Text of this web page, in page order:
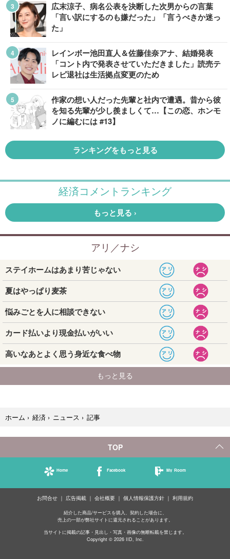
広末涼子、病名公表を決断した次男からの言葉
「言い訳にするのも嫌だった」「言うべきか迷っ
た」
レインボー池田直人＆佐藤佳奈アナ、結婚発表
「コント内で発表させていただきました」読売テ
レビ退社は生活拠点変更のため
作家の想い人だった先輩と社内で遭遇。昔から彼
を知る先輩が少し羨ましくて…【この恋、ホンモ
ノに編むには #13】
ランキングをもっと見る
ホーム › 経済 › ニュース › 記事
TOP
Home Facebook My Room
お問合せ 広告掲載 会社概要 個人情報保護方針 利用規約
紹介した商品/サービスを購入、契約した場合に、
売上の一部が弊社サイトに還元されることがあります。
当サイトに掲載の記事・見出し・写真・画像の無断転載を禁じます。
Copyright © 2026 IID, Inc.